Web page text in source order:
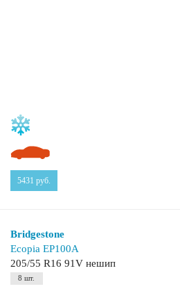
5431 руб.
Bridgestone
Ecopia EP100A
205/55 R16 91V нешип
8 шт.